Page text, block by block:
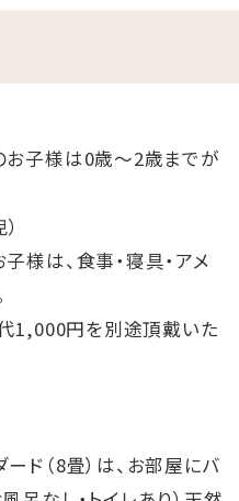
お子様は0歳～2歳までが
様は、食事・寝具・アメ
1,000円を別途頂戴いた
ド（8畳）は、お部屋にバ